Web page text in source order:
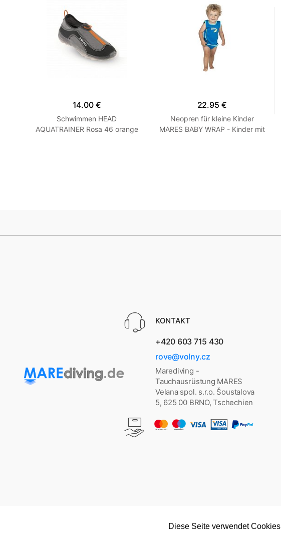
14.00 €
Schwimmen HEAD
AQUATRAINER Rosa 46 orange
22.95 €
Neopren für kleine Kinder
MARES BABY WRAP - Kinder mit
KONTAKT
+420 603 715 430
rove@volny.cz
Marediving -
Tauchausrüstung MARES
Velana spol. s.r.o. Šoustalova
5, 625 00 BRNO, Tschechien
Diese Seite verwendet Cookies